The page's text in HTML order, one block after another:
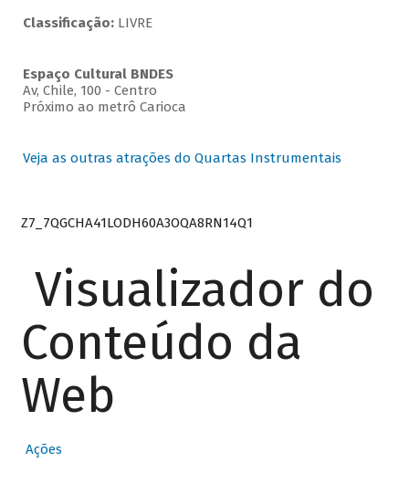
Classificação: LIVRE
Espaço Cultural BNDES
Av, Chile, 100 - Centro
Próximo ao metrô Carioca
Veja as outras atrações do Quartas Instrumentais
Z7_7QGCHA41LODH60A3OQA8RN14Q1
Visualizador do
Conteúdo da
Web
Ações